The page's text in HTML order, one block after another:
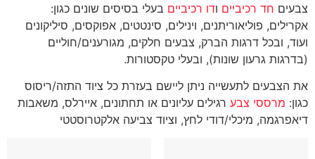
צבעים חד רכיביים ודו רכיביים בעלי בסיסים שונים כגון:
אקרילים, פוליאוריתנים, וינילים, סינטטים, אפוקסים, סיליקונים
ועוד, ובכל דרגות הברק, צבעים חלקים, מגורענים/חוליים
(בדרגות גרעון שונות), ובעלי טקסטורות.
את הצבעים לתעשייה ניתן ליישם בעזרת כל ציוד התזה/ריסוס
כגון: מרססי צבע רגילים עליונים או תחתונים, איירלס, משאבות
דיאפרגמה, מיכלי/דודי לחץ, וציוד צביעה אלקטרוסטטי